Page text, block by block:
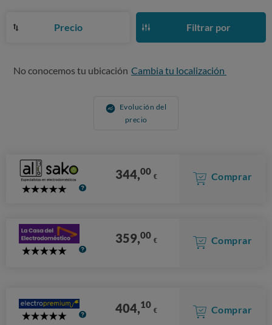
Precio Filtrar por
No conocemos tu ubicación Cambia tu localización
Evolución del
precio
5
344,00 € Comprar
5
359,00 € Comprar
5
404,10 € Comprar